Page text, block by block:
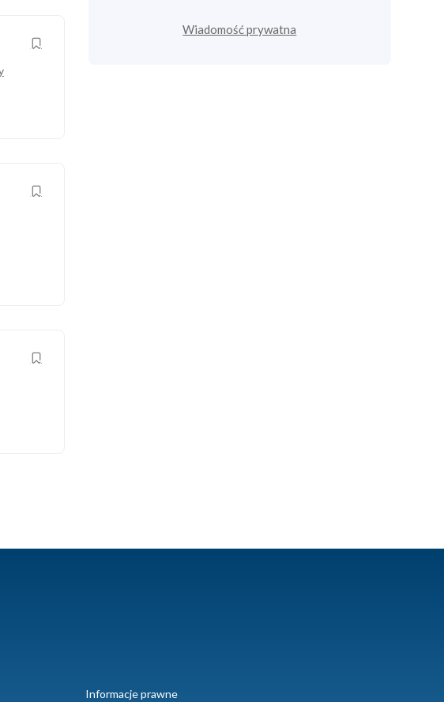
Wiadomość prywatna
Informacje prawne